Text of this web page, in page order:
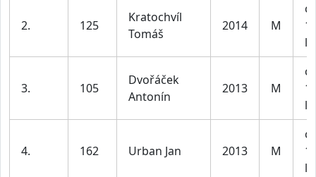
2. 125
Kratochvíl
Tomáš
2014 M
3. 105
Dvořáček
Antonín
2013 M
4. 162 Urban Jan 2013 M